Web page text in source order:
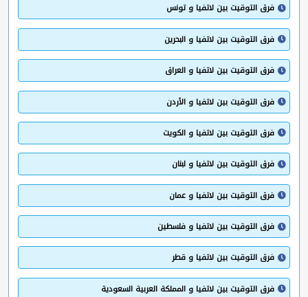
فرق التوقيت بين لاتفيا و تونس
فرق التوقيت بين لاتفيا و البحرين
فرق التوقيت بين لاتفيا و العراق
فرق التوقيت بين لاتفيا و الأردن
فرق التوقيت بين لاتفيا و الكويت
فرق التوقيت بين لاتفيا و لبنان
فرق التوقيت بين لاتفيا و عمان
فرق التوقيت بين لاتفيا و فلسطين
فرق التوقيت بين لاتفيا و قطر
فرق التوقيت بين لاتفيا و المملكة العربية السعودية